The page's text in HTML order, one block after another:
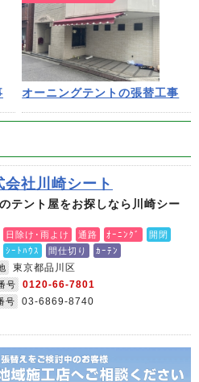
オーニングテントの張替工事
会社川崎シート
テント屋をお探しなら川崎シー
日除け･雨よけ 通路 ｵｰﾆﾝｸﾞ
開閉
ｼｰﾄﾊｳｽ 間仕切り
ｶｰﾃﾝ
東京都品川区
号 0120-66-7801
号 03-6869-8740